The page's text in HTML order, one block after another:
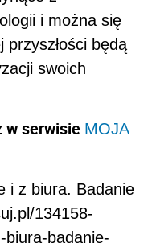
i można się
będą
swoich
w serwisie MOJA
i z biura. Badanie
134158-
biura-badanie-